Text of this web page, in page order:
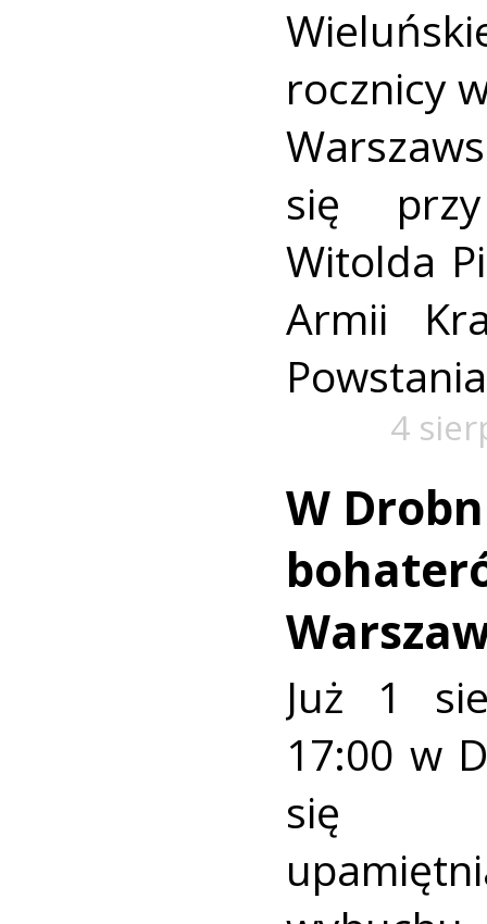
rocznicy
się
Witolda
Armii
4
W
Już 1
17:00 w
się